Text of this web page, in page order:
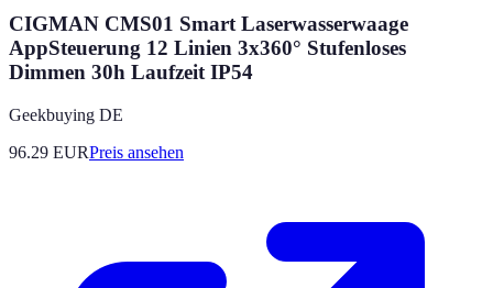
CIGMAN CMS01 Smart Laserwasserwaage
AppSteuerung 12 Linien 3x360° Stufenloses
Dimmen 30h Laufzeit IP54
Geekbuying DE
96.29 EURPreis ansehen